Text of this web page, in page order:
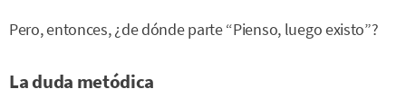
Pero, entonces, ¿de dónde parte “Pienso, luego existo”?
La duda metódica